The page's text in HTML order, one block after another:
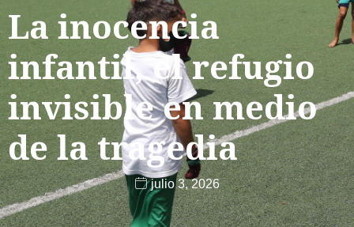
La inocencia
infantil, el refugio
invisible en medio
de la tragedia
julio 3, 2026